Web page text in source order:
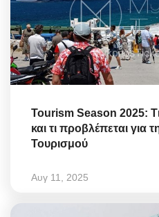
Tourism Season 2025:
και τι προβλέπεται για
Τουρισμού
Αυγ 11, 2025